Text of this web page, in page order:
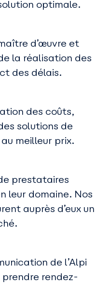
optimale.
d’œuvre et
la réalisation des
des délais.
des coûts,
solutions de
meilleur prix.
prestataires
leur domaine. Nos
auprès d’eux un
de l’Alpi
rendez-